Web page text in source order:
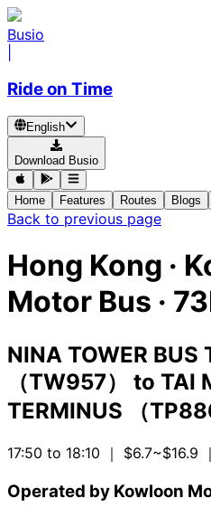
Busio
Ride on Time
English
Download Busio
Home Features Routes Blogs
Back to previous page
Hong Kong ·
Motor Bus ·
NINA TOWER BUS
（TW957）
to TAI
TERMINUS （
17:50 to 18:10 ｜ $6.7~$16.9 ｜
Operated by Kowloon